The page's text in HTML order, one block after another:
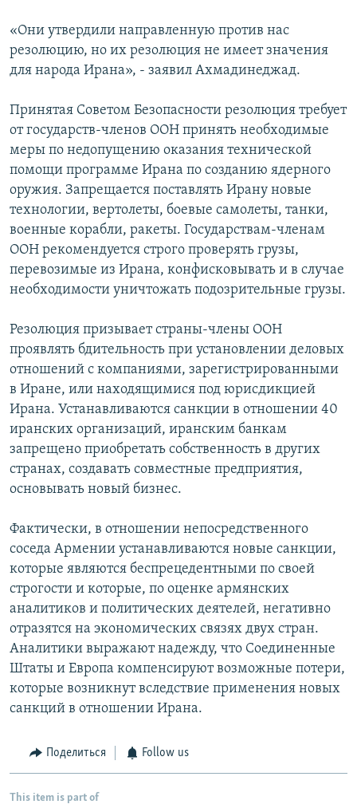
«Они утвердили направленную против нас
резолюцию, но их резолюция не имеет значения
для народа Ирана», - заявил Ахмадинеджад.
Принятая Советом Безопасности резолюция требует
от государств-членов ООН принять необходимые
меры по недопущению оказания технической
помощи программе Ирана по созданию ядерного
оружия. Запрещается поставлять Ирану новые
технологии, вертолеты, боевые самолеты, танки,
военные корабли, ракеты. Государствам-членам
ООН рекомендуется строго проверять грузы,
перевозимые из Ирана, конфисковывать и в случае
необходимости уничтожать подозрительные грузы.
Резолюция призывает страны-члены ООН
проявлять бдительность при установлении деловых
отношений с компаниями, зарегистрированными
в Иране, или находящимися под юрисдикцией
Ирана. Устанавливаются санкции в отношении 40
иранских организаций, иранским банкам
запрещено приобретать собственность в других
странах, создавать совместные предприятия,
основывать новый бизнес.
Фактически, в отношении непосредственного
соседа Армении устанавливаются новые санкции,
которые являются беспрецедентными по своей
строгости и которые, по оценке армянских
аналитиков и политических деятелей, негативно
отразятся на экономических связях двух стран.
Аналитики выражают надежду, что Соединенные
Штаты и Европа компенсируют возможные потери,
которые возникнут вследствие применения новых
санкций в отношении Ирана.
Поделиться Follow us
This item is part of